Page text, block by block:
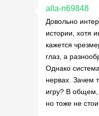
alla-n69848
Довольно
истории, хотя
кажется
глаз, а
Однако
нервах. Зачем
игру? В общем,
но тоже не